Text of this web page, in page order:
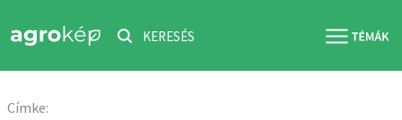
KERESÉS
Címke: